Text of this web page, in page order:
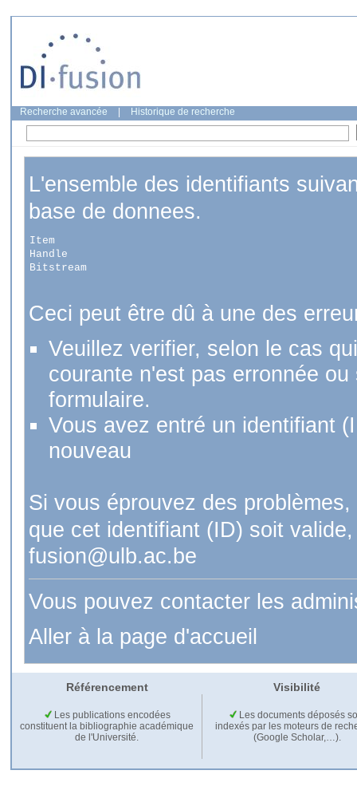
Recherche avancée Historique de recherche
L'ensemble des identifiants
base de donnees.
Item
Handle
Bitstream
Ceci peut être dû à une des
Veuillez verifier, selon le cas
courante n'est pas erronnée
formulaire.
Vous avez entré un identifiant
nouveau
Si vous éprouvez des
que cet identifiant (ID) soit
fusion@ulb.ac.be
Vous pouvez contacter les
Aller à la page d'accueil
Référencement Visibilité
Les publications encodées
constituent la bibliographie académique
de l'Université.
Les documents déposés
indexés par les moteurs de
(Google Scholar,…).